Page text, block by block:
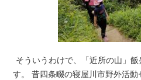
そういうわけで、「近所の山」
す。 昔四条畷の寝屋川市野外活